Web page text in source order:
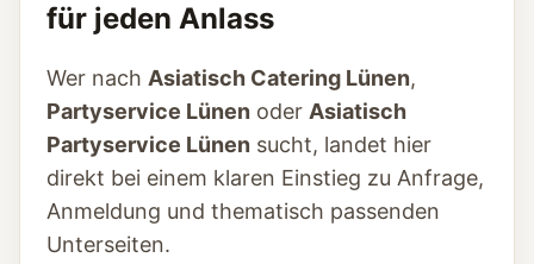
für jeden Anlass
Wer nach Asiatisch Catering Lünen,
Partyservice Lünen oder Asiatisch
Partyservice Lünen sucht, landet hier
direkt bei einem klaren Einstieg zu Anfrage,
Anmeldung und thematisch passenden
Unterseiten.